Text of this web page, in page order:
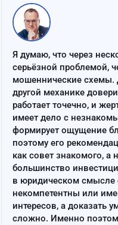
Я думаю, что через
серьёзной проблемой,
мошеннические схемы.
другой механике
работает точечно, и
имеет дело с
формирует ощущение
поэтому его
как совет знакомого, а
большинство
в юридическом смысле
некомпетентны или
интересов, а доказать
сложно. Именно